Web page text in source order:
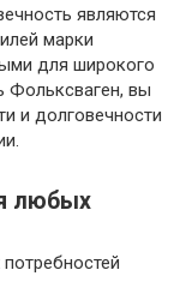
являются
марки
для широкого
Фольксваген, вы
и долговечности
любых